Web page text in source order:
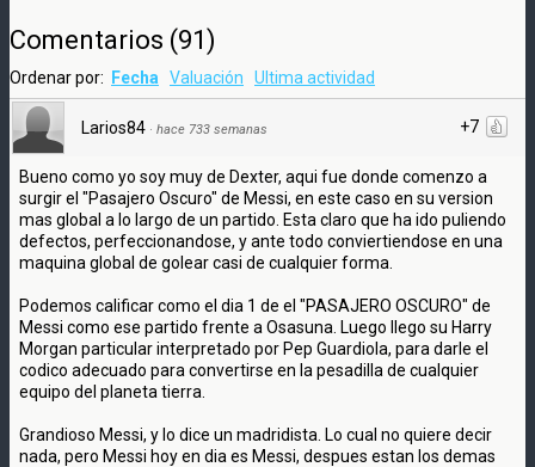
Comentarios (91)
Ordenar por: Fecha Valuación Ultima actividad
+7
Larios84 · hace 733 semanas
Bueno como yo soy muy de Dexter, aqui fue donde comenzo a
surgir el "Pasajero Oscuro" de Messi, en este caso en su version
mas global a lo largo de un partido. Esta claro que ha ido puliendo
defectos, perfeccionandose, y ante todo conviertiendose en una
maquina global de golear casi de cualquier forma.
Podemos calificar como el dia 1 de el "PASAJERO OSCURO" de
Messi como ese partido frente a Osasuna. Luego llego su Harry
Morgan particular interpretado por Pep Guardiola, para darle el
codico adecuado para convertirse en la pesadilla de cualquier
equipo del planeta tierra.
Grandioso Messi, y lo dice un madridista. Lo cual no quiere decir
nada, pero Messi hoy en dia es Messi, despues estan los demas